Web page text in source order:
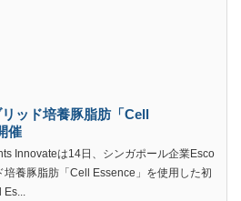
ッド培養豚脂肪「Cell
催
Innovateは14日、シンガポール企業Esco
養豚脂肪「Cell Essence」を使用した初
Es...